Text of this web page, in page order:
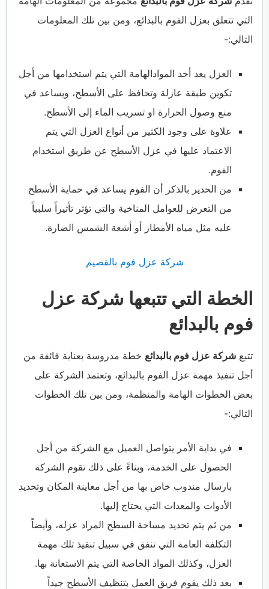
التي تتعلق بعزل الفوم بالبدائع، ومن بين تلك المعلومات
التالي:-
العزل يعد أحد الموادالهامة التي يتم استخدامها من أجل
تكوين طبقة عازلة وتحافظ على الأسطح، ويساعد في
منع وصول الحرارة او تسريب الماء إلى الأسطح.
علاوة على وجود الكثير من أنواع العزل التي يتم
الاعتماد عليها في عزل الأسطح عن طريق استخدام
الفوم.
من الحدير بالذكر أن الفوم يساعد في حماية الأسطح
من التعرض للعوامل المناخية والتي تؤثر تأثيراً سلبياً
عليه مثل مياه الأمطار أو أشعة الشمس الضارة.
شركة عزل فوم بالقصيم
الخطة التي تتبعها شركة عزل
فوم بالبدائع
تتبع شركة عزل فوم بالبدائع خطة مدروسة بعناية فائقة من
أجل تنفيذ مهمة عزل الفوم بالبدائع، وتعتمد الشركة على
بعض الخطوات الهامة والمنظمة، ومن بين تلك الخطوات
التالي:-
في بداية الأمر يتواصل العميل مع الشركة من أجل
الحصول على الخدمة، وبناءً على ذلك تقوم الشركة
بارسال مندوب خاص بها من أجل معاينة المكان وتحديد
الأدوات والمعدات التي يحتاج إليها.
من ثم يتم تحديد مساحة السطح المراد عزله، وأيضاً
التكلفة العامة التي تنفق في سبيل تنفيذ تلك مهمة
العزل، وكذلك المواد الخاصة التي يتم الاستعانة بها.
بعد ذلك يقوم فريق العمل بتنظيف الأسطح جيداً